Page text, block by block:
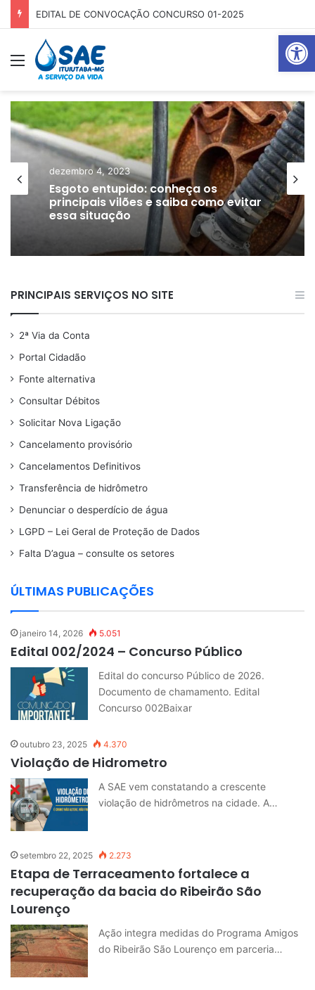
Abrir
EDITAL DE CONVOCAÇÃO CONCURSO 01-2025
Menu
dezembro 4, 2023
Esgoto entupido: conheça os
principais vilões e saiba como evitar
essa situação
PRINCIPAIS SERVIÇOS NO SITE
2ª Via da Conta
Portal Cidadão
Fonte alternativa
Consultar Débitos
Solicitar Nova Ligação
Cancelamento provisório
Cancelamentos Definitivos
Transferência de hidrômetro
Denunciar o desperdício de água
LGPD – Lei Geral de Proteção de Dados
Falta D’agua – consulte os setores
ÚLTIMAS PUBLICAÇÕES
janeiro 14, 2026 5.051
Edital 002/2024 – Concurso Público
Edital do concurso Público de 2026.
Documento de chamamento. Edital
Concurso 002Baixar
outubro 23, 2025 4.370
Violação de Hidrometro
A SAE vem constatando a crescente
violação de hidrômetros na cidade. A…
setembro 22, 2025 2.273
Etapa de Terraceamento fortalece a
recuperação da bacia do Ribeirão São
Lourenço
Ação integra medidas do Programa Amigos
do Ribeirão São Lourenço em parceria…